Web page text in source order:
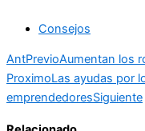
Consejos
AntPrevioAumentan los
ProximoLas ayudas por
emprendedoresSiguiente